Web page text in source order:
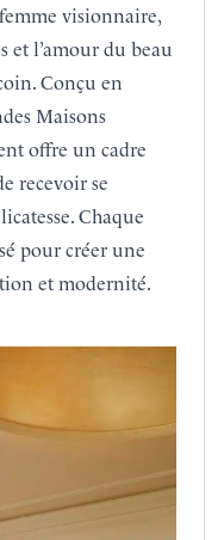
visionnaire,
et l’amour du beau
Conçu en
Maisons
offre un cadre
recevoir se
Chaque
pour créer une
et modernité.